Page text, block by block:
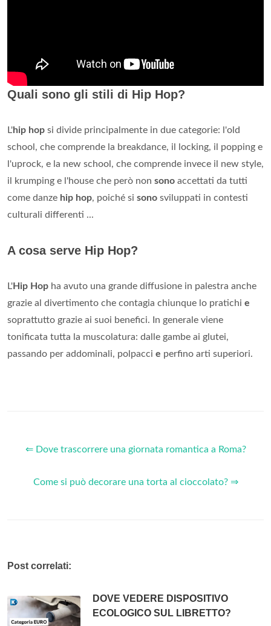
Quali sono gli stili di Hip Hop?
L'hip hop si divide principalmente in due categorie: l'old
school, che comprende la breakdance, il locking, il popping e
l'uprock, e la new school, che comprende invece il new style,
il krumping e l'house che però non sono accettati da tutti
come danze hip hop, poiché si sono sviluppati in contesti
culturali differenti ...
A cosa serve Hip Hop?
L'Hip Hop ha avuto una grande diffusione in palestra anche
grazie al divertimento che contagia chiunque lo pratichi e
soprattutto grazie ai suoi benefici. In generale viene
tonificata tutta la muscolatura: dalle gambe ai glutei,
passando per addominali, polpacci e perfino arti superiori.
⇐ Dove trascorrere una giornata romantica a Roma?
Come si può decorare una torta al cioccolato? ⇒
Post correlati:
DOVE VEDERE DISPOSITIVO
ECOLOGICO SUL LIBRETTO?